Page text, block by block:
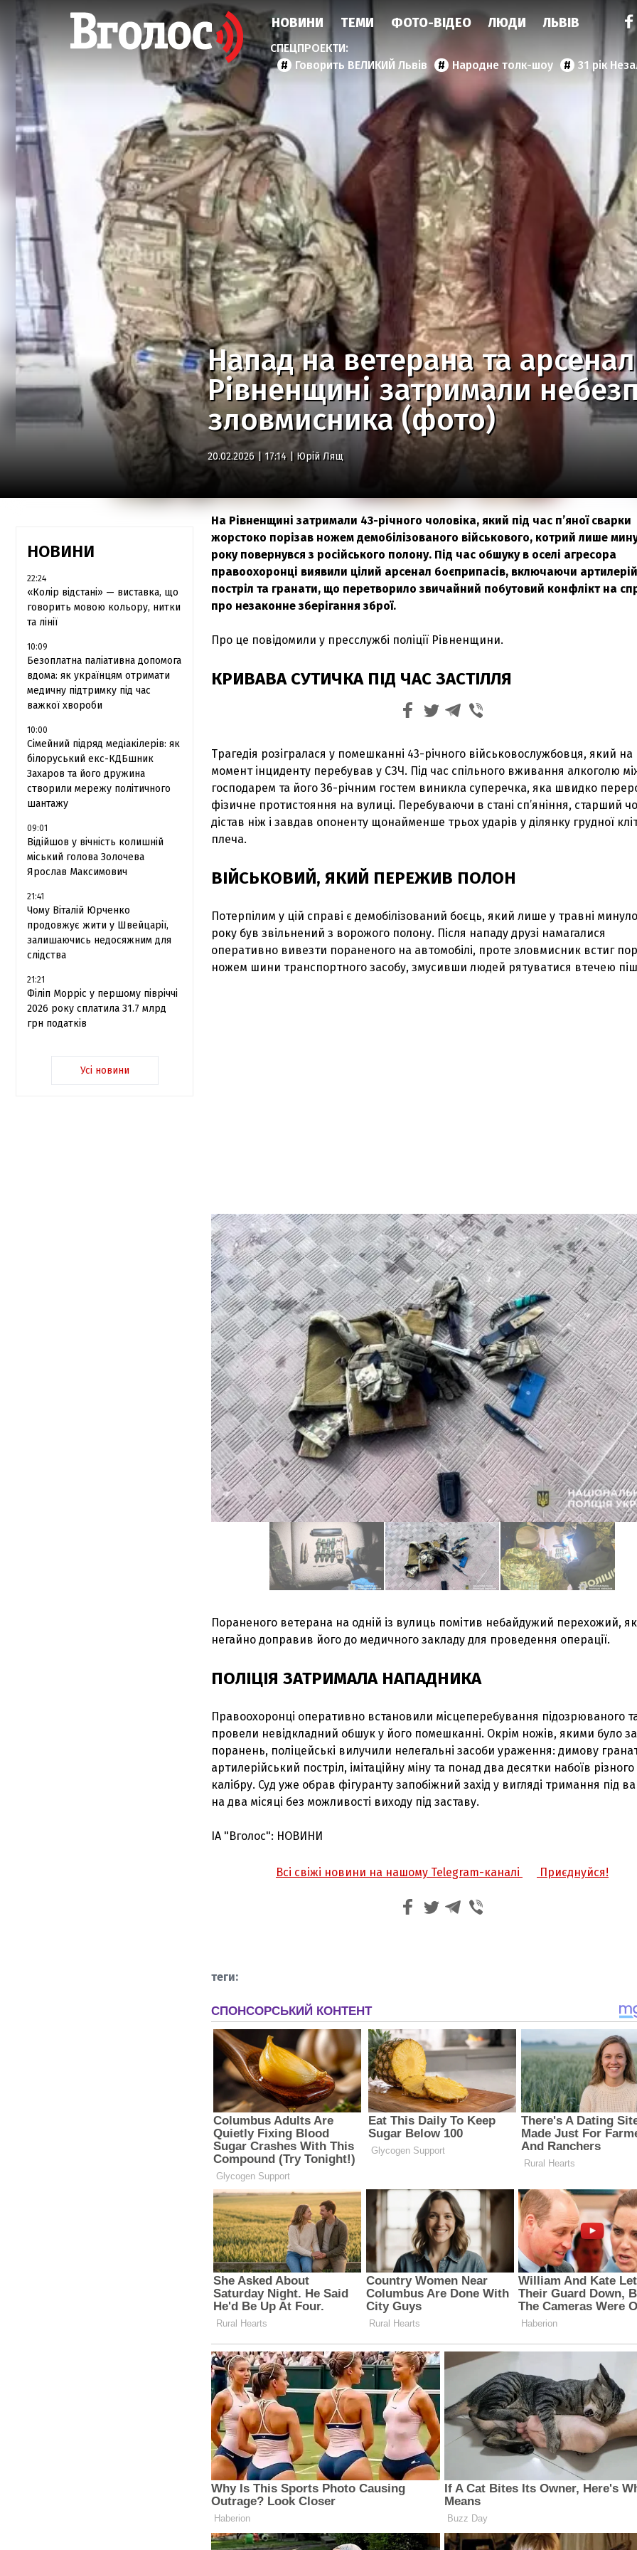
НОВИНИ ТЕМИ ФОТО-ВІДЕО ЛЮДИ ЛЬВІВ
Говорить ВЕЛИКИЙ Львів Народне толк-шоу 31 рік
Напад на ветерана та
Рівненщині затримали
зловмисника (фото)
20.02.2026 | 17:14 | Юрій Лящ
НОВИНИ
22:24
«Колір відстані» — виставка, що
говорить мовою кольору, нитки
та лінії
10:09
Безоплатна паліативна допомога
вдома: як українцям отримати
медичну підтримку під час
важкої хвороби
10:00
Сімейний підряд медіакілерів: як
білоруський екс-КДБшник
Захаров та його дружина
створили мережу політичного
шантажу
09:01
Відійшов у вічність колишній
міський голова Золочева
Ярослав Максимович
21:41
Чому Віталій Юрченко
продовжує жити у Швейцарії,
залишаючись недосяжним для
слідства
21:21
Філіп Морріс у першому півріччі
2026 року сплатила 31.7 млрд
грн податків
Усі новини
На Рівненщині затримали 43-річного чоловіка, який під час п’яної сварки
жорстоко порізав ножем демобілізованого військового, котрий лише
року повернувся з російського полону. Під час обшуку в оселі агресора
правоохоронці виявили цілий арсенал боєприпасів, включаючи
постріл та гранати, що перетворило звичайний побутовий конфлікт на
про незаконне зберігання зброї.
Про це повідомили у пресслужбі поліції Рівненщини.
КРИВАВА СУТИЧКА ПІД ЧАС ЗАСТІЛЛЯ
Трагедія розігралася у помешканні 43-річного військовослужбовця, який на
момент інциденту перебував у СЗЧ. Під час спільного вживання алкоголю
господарем та його 36-річним гостем виникла суперечка, яка швидко
фізичне протистояння на вулиці. Перебуваючи в стані сп’яніння, старший
дістав ніж і завдав опоненту щонайменше трьох ударів у ділянку грудної
плеча.
ВІЙСЬКОВИЙ, ЯКИЙ ПЕРЕЖИВ ПОЛОН
Потерпілим у цій справі є демобілізований боєць, який лише у травні
року був звільнений з ворожого полону. Після нападу друзі намагалися
оперативно вивезти пораненого на автомобілі, проте зловмисник встиг
ножем шини транспортного засобу, змусивши людей рятуватися втечею
Пораненого ветерана на одній із вулиць помітив небайдужий перехожий,
негайно доправив його до медичного закладу для проведення операції.
ПОЛІЦІЯ ЗАТРИМАЛА НАПАДНИКА
Правоохоронці оперативно встановили місцеперебування підозрюваного
провели невідкладний обшук у його помешканні. Окрім ножів, якими було
поранень, поліцейські вилучили нелегальні засоби ураження: димову
артилерійський постріл, імітаційну міну та понад два десятки набоїв різного
калібру. Суд уже обрав фігуранту запобіжний захід у вигляді тримання під
на два місяці без можливості виходу під заставу.
ІА "Вголос": НОВИНИ
Всі свіжі новини на нашому Telegram-каналі Приєднуйся!
З'явилося відео знищеного ворожого